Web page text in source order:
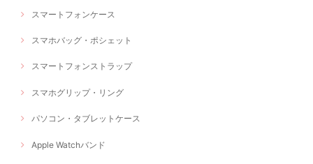
スマートフォンケース
スマホバッグ・ポシェット
スマートフォンストラップ
スマホグリップ・リング
パソコン・タブレットケース
Apple Watchバンド